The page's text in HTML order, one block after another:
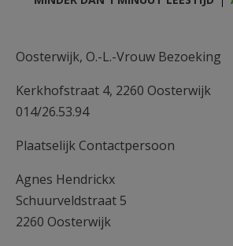
AANMELDEN OF
Oosterwijk, O.-L.-Vrouw Bezoeking
Kerkhofstraat 4, 2260 Oosterwijk
014/26.53.94
Plaatselijk Contactpersoon
Agnes Hendrickx
Schuurveldstraat 5
2260 Oosterwijk